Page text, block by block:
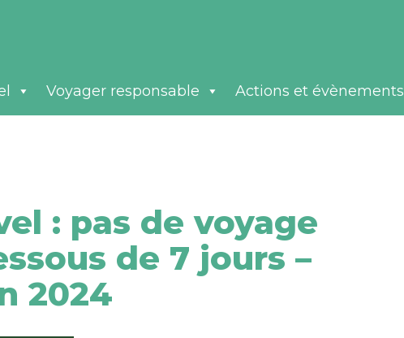
Voyager responsable Actions et évènements
: pas de voyage
de 7 jours –
2024